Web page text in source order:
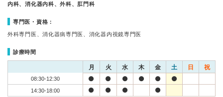
内科、消化器内科、外科、肛門科
専門医・資格：
外科専門医、消化器病専門医、消化器内視鏡専門医
診療時間
月 火 水 木 金 土 日 祝
08:30-12:30
14:30-18:00